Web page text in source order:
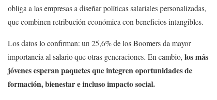
obliga a las empresas a diseñar políticas salariales personalizadas,
que combinen retribución económica con beneficios intangibles.
Los datos lo confirman: un 25,6% de los Boomers da mayor
importancia al salario que otras generaciones. En cambio, los más
jóvenes esperan paquetes que integren oportunidades de
formación, bienestar e incluso impacto social.